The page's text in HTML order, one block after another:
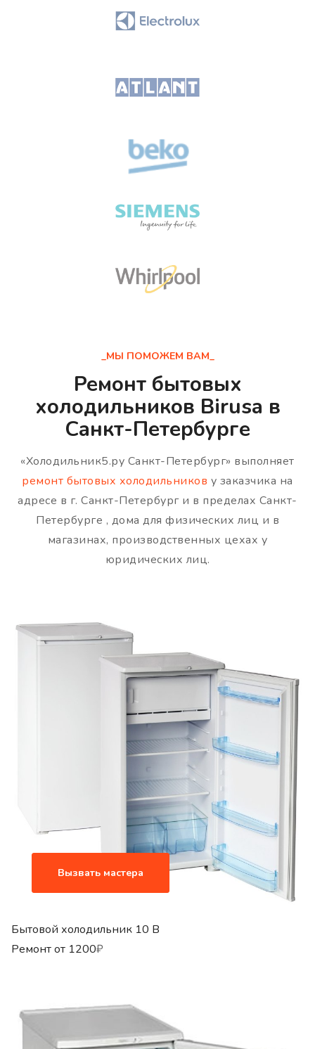
_МЫ ПОМОЖЕМ ВАМ_
Ремонт бытовых
холодильников Birusa в
Санкт-Петербурге
«Холодильник5.ру Санкт-Петербург» выполняет
ремонт бытовых холодильников у заказчика на
адресе в г. Санкт-Петербург и в пределах Санкт-
Петербурге , дома для физических лиц и в
магазинах, производственных цехах у
юридических лиц.
Вызвать мастера
Бытовой холодильник 10 B
Ремонт от 1200₽